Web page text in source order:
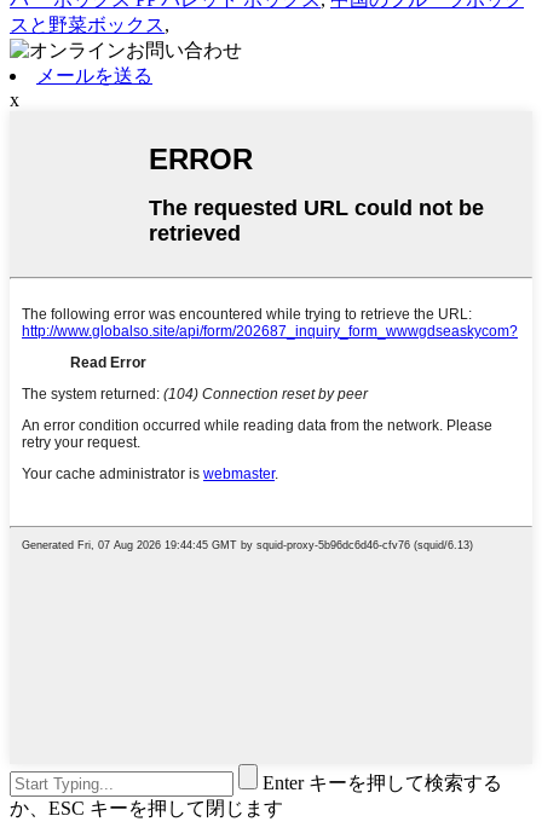
スと野菜ボックス,
メールを送る
x
Enter キーを押して検索する
か、ESC キーを押して閉じます